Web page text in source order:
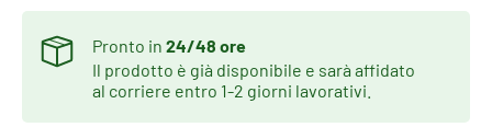
Pronto in 24/48 ore
Il prodotto è già disponibile e sarà affidato
al corriere entro 1-2 giorni lavorativi.